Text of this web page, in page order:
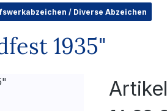
/ Diverse Abzeichen
1935"